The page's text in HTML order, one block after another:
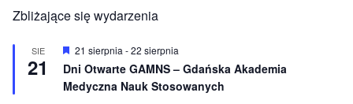
Zbliżające się wydarzenia
SIE
21
W
r
ó
21 sierpnia -22 sierpnia
Dni Otwarte GAMNS – Gdańska Akademia
Medyczna Nauk Stosowanych